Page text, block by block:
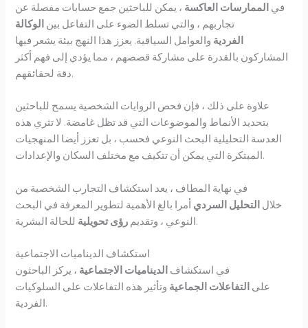
في الممارسات العاكسة ، يمكن للباحثين جمع حسابات مفصلة عن
تجاربهم ، والتي تسلط الضوء على التفاعل بين الوكالة
الفردية والعوامل السياقية. يعزز هذا النهج بيئة يشعر فيها
المشاركون بالقدرة على مشاركة قصصهم ، مما يؤدي إلى فهم أكثر
دقة لحقائقهم.
علاوة على ذلك ، فإن فحص الروايات الشخصية يسمح للباحثين
بتحديد الأنماط والموضوعات التي قد تظل غامضة. لا تثري هذه
العدسة التحليلية البحث النوعي فحسب ، بل تعزز أيضا المنهجيات
المبتكرة التي يمكن أن تتكيف مع مختلف السكان والإعدادات.
في نهاية المطاف ، يعد استكشاف التجارب الشخصية من
خلال التحليل السردي أمرا بالغ الأهمية لتطوير المعرفة في البحث
النوعي ، وتقديم رؤى تحويلية للحالة البشرية.
استكشاف الديناميات الاجتماعية
في استكشاف الديناميات الاجتماعية ، يركز الباحثون
على التفاعلات الجماعية وتأثير هذه التفاعلات على السلوكيات
الفردية.